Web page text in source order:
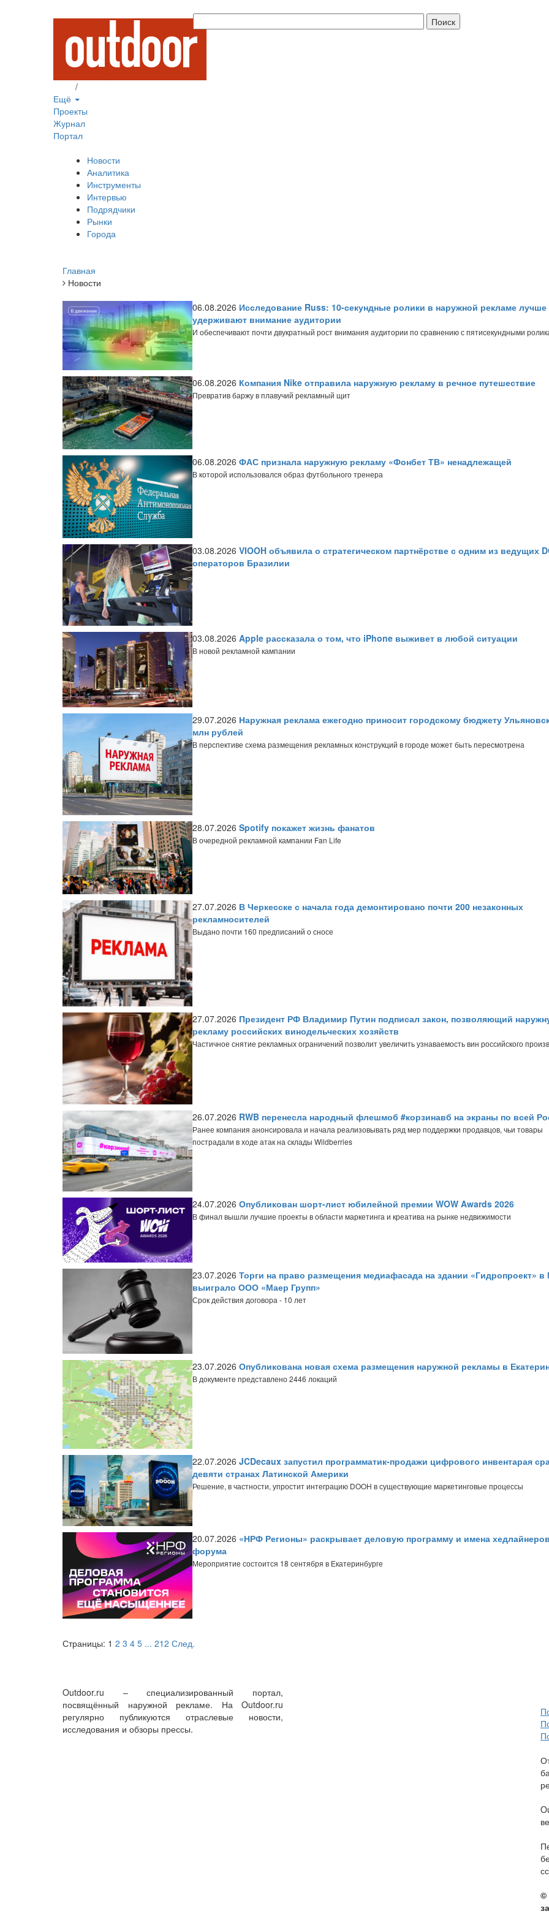
/
Ещё
Проекты
Журнал
Портал
Новости
Аналитика
Инструменты
Интервью
Подрядчики
Рынки
Города
Главная
Новости
06.08.2026 Исследование Russ: 10-секундные ролики в наружной рекламе лучше
удерживают внимание аудитории
И обеспечивают почти двукратный рост внимания аудитории по сравнению с пятисекундными
06.08.2026 Компания Nike отправила наружную рекламу в речное путешествие
Превратив баржу в плавучий рекламный щит
06.08.2026 ФАС признала наружную рекламу «Фонбет ТВ» ненадлежащей
В которой использовался образ футбольного тренера
03.08.2026 VIOOH объявила о стратегическом партнёрстве с одним из ведущих
операторов Бразилии
03.08.2026 Apple рассказала о том, что iPhone выживет в любой ситуации
В новой рекламной кампании
29.07.2026 Наружная реклама ежегодно приносит городскому бюджету
млн рублей
В перспективе схема размещения рекламных конструкций в городе может быть пересмотрена
28.07.2026 Spotify покажет жизнь фанатов
В очередной рекламной кампании Fan Life
27.07.2026 В Черкесске с начала года демонтировано почти 200 незаконных
рекламносителей
Выдано почти 160 предписаний о сносе
27.07.2026 Президент РФ Владимир Путин подписал закон, позволяющий
рекламу российских винодельческих хозяйств
Частичное снятие рекламных ограничений позволит увеличить узнаваемость вин российского
26.07.2026 RWB перенесла народный флешмоб #корзинавб на экраны по всей
Ранее компания анонсировала и начала реализовывать ряд мер поддержки продавцов, чьи товары
пострадали в ходе атак на склады Wildberries
24.07.2026 Опубликован шорт-лист юбилейной премии WOW Awards 2026
В финал вышли лучшие проекты в области маркетинга и креатива на рынке недвижимости
23.07.2026 Торги на право размещения медиафасада на здании «Гидропроект» в
выиграло ООО «Маер Групп»
Срок действия договора - 10 лет
23.07.2026 Опубликована новая схема размещения наружной рекламы в
В документе представлено 2446 локаций
22.07.2026 JCDecaux запустил программатик-продажи цифрового инвентарая
девяти странах Латинской Америки
Решение, в частности, упростит интеграцию DOOH в существующие маркетинговые процессы
20.07.2026 «НРФ Регионы» раскрывает деловую программу и имена хедлайнеров
форума
Мероприятие состоится 18 сентября в Екатеринбурге
Страницы: 1 2 3 4 5 ... 212 След.
Outdoor.ru – специализированный портал,
посвящённый наружной рекламе. На Outdoor.ru
регулярно публикуются отраслевые новости,
исследования и обзоры прессы.